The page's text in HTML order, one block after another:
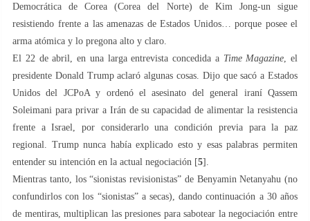
Democrática de Corea (Corea del Norte) de Kim Jong-un sigue
resistiendo frente a las amenazas de Estados Unidos… porque posee el
arma atómica y lo pregona alto y claro.
El 22 de abril, en una larga entrevista concedida a Time Magazine , el
presidente Donald Trump aclaró algunas cosas. Dijo que sacó a Estados
Unidos del JCPoA y ordenó el asesinato del general iraní Qassem
Soleimani para privar a Irán de su capacidad de alimentar la resistencia
frente a Israel, por considerarlo una condición previa para la paz
regional. Trump nunca había explicado esto y esas palabras permiten
entender su intención en la actual negociación [5].
Mientras tanto, los “sionistas revisionistas” de Benyamin Netanyahu (no
confundirlos con los “sionistas” a secas), dando continuación a 30 años
de mentiras, multiplican las presiones para sabotear la negociación entre